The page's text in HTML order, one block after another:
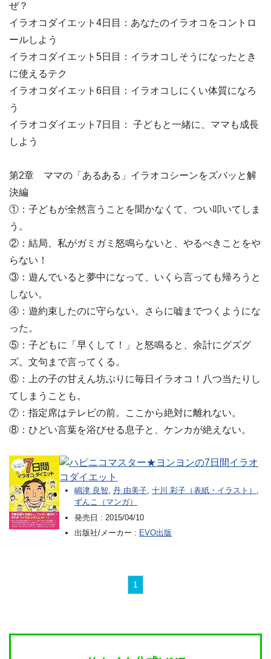
ぜ？
イラオコダイエット4日目：あなたのイラオコをコントロ
ールしよう
イラオコダイエット5日目：イラオコしそうになったとき
に使えるテク
イラオコダイエット6日目：イラオコしにくい体質になろ
う
イラオコダイエット7日目： 子どもと一緒に、ママも成長
しよう
第2章 ママの「あるある」イラオコシーンをズバッと解
決編
①：子どもが全然言うことを聞かなくて、つい叩いてしま
う。
②：結局、私がガミガミ怒鳴らないと、やるべきことをや
らない！
③：遊んでいると夢中になって、いくら言っても帰ろうと
しない。
④：遊約束したのに守らない。さらに嘘までつくようにな
った。
⑤：子どもに「早くして！」と怒鳴ると、余計にグズグ
ズ。文句まで言ってくる。
⑥：上の子の甘えん坊ぶりに毎日イラオコ！八つ当たりし
てしまうことも。
⑦：指定席はテレビの前。ここから絶対に離れない。
⑧：ひどい言葉を浴びせる息子と、ケンカが絶えない。
ハピニコマスター★ヨンヨンの7日間イラオ
コダイエット
嶋津 良智, 丹 由美子, 十川 彩子（表紙・イラスト） ,
ずんこ（マンガ）
発売日 : 2015/04/10
出版社/メーカー : EVO出版
1